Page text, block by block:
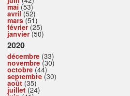
mai (53)
avril(52)
mars(51)
février(25)
janvier(50)
2020
décembre (33)
novembre (30)
octobre (44)
septembre (30)
août (35)
juillet(24)